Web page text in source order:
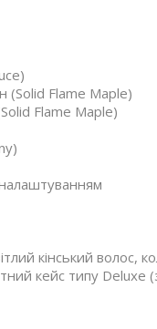
(Solid Flame Maple)
Flame Maple)
кінський волос,
кейс типу Deluxe